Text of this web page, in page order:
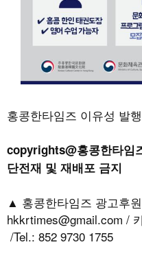
홍콩한타임즈 이유성 발
copyrights@홍콩한타임
단전재 및 재배포 금지
▲ 홍콩한타임즈 광고후
hkkrtimes@gmail.com /
/Tel.: 852 9730 1755